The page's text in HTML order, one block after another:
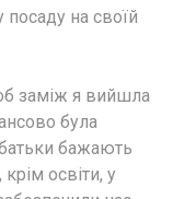
на своїй
заміж я вийшла
була
бажають
освіти, у